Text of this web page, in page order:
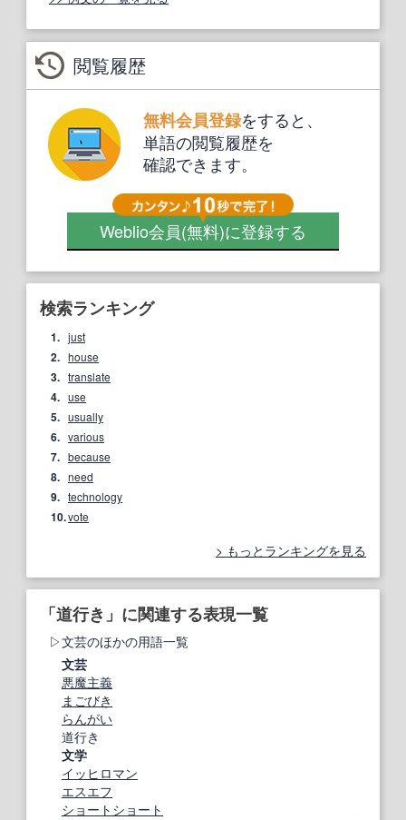
閲覧履歴
無料会員登録をすると、
単語の閲覧履歴を
確認できます。
Weblio会員(無料)に登録する
検索ランキング
1. just
2. house
3. translate
4. use
5. usually
6. various
7. because
8. need
9. technology
10.vote
もっとランキングを見る
「道行き」に関連する表現一覧
文芸のほかの用語一覧
文芸
悪魔主義
まごびき
らんがい
道行き
文学
イッヒロマン
エスエフ
ショートショート